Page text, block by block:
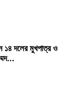
১৪ দলের মুখপাত্র ও